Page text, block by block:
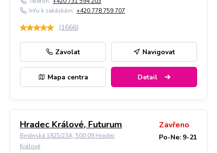
Info k zakázkám: +420 778 759 707
(1666)
Zavolat Navigovat
Mapa centra Detail
Hradec Králové, Futurum
Brněnská 1825/23A, 500 09 Hradec
Králové
Zavřeno
Po-Ne: 9-21